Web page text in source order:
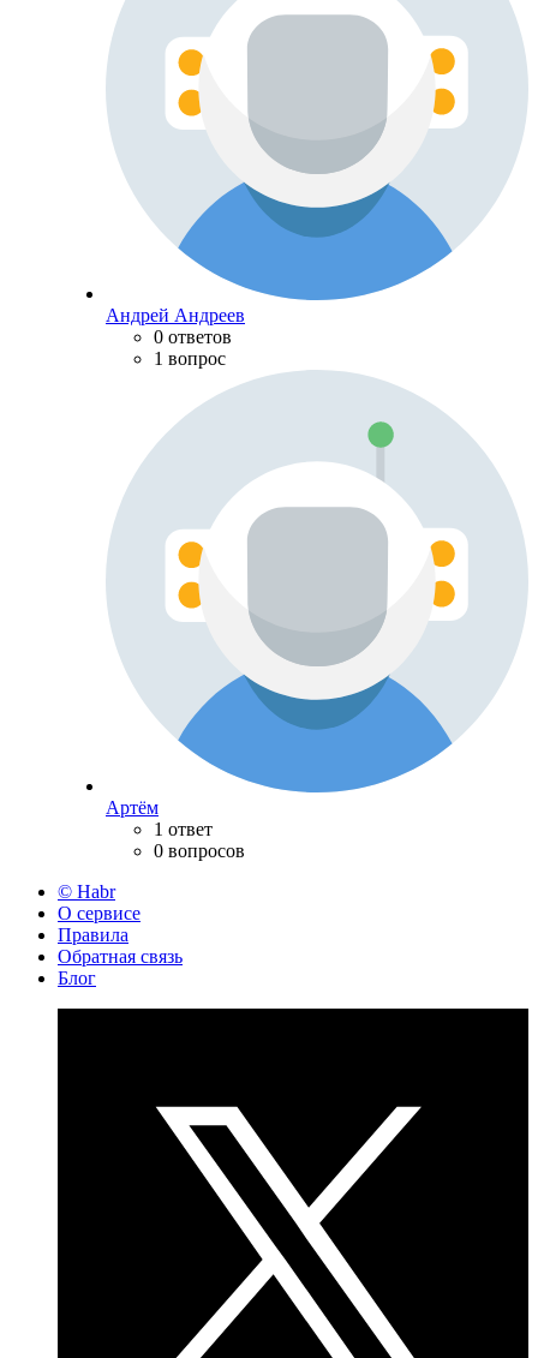
Андрей Андреев
0 ответов
1 вопрос
Артём
1 ответ
0 вопросов
© Habr
О сервисе
Правила
Обратная связь
Блог